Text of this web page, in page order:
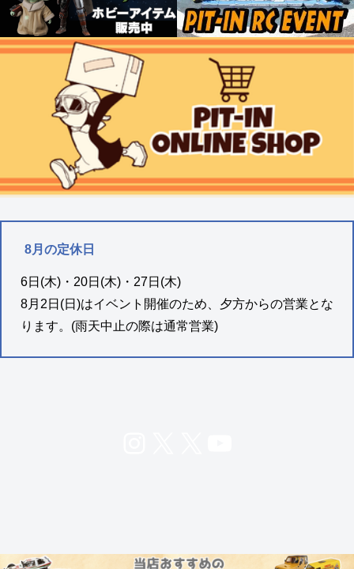
8月の定休日
6日(木)・20日(木)・27日(木)
8月2日(日)はイベント開催のため、夕方からの営業とな
ります。(雨天中止の際は通常営業)